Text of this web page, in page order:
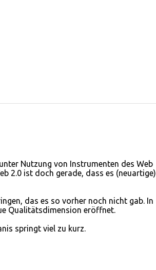
Nutzung von Instrumenten des Web
2.0 ist doch gerade, dass es (neuartige)
das es so vorher noch nicht gab. In
Qualitätsdimension eröffnet.
springt viel zu kurz.